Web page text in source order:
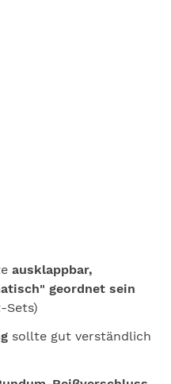
ausklappbar,
geordnet sein
Sets)
sollte gut verständlich